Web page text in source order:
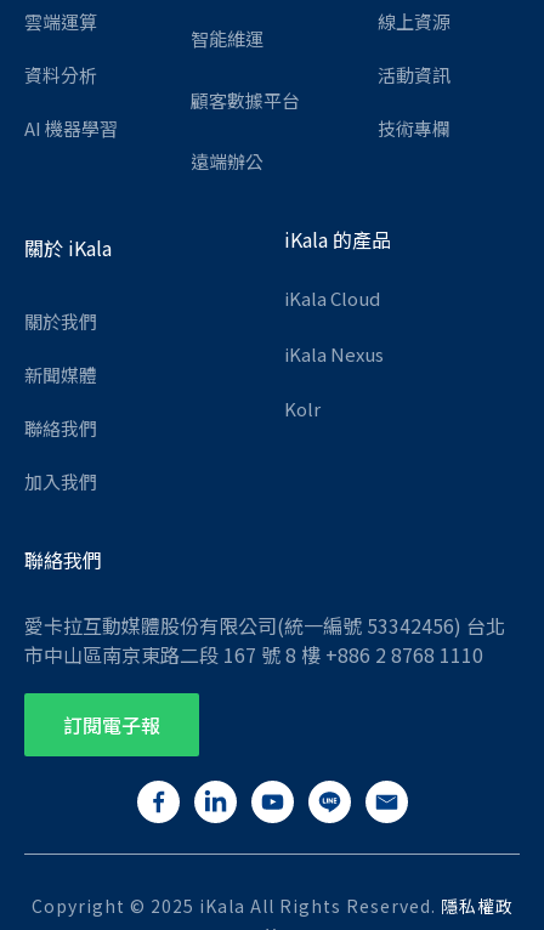
雲端運算
資料分析
AI 機器學習
智能維運
顧客數據平台
遠端辦公
線上資源
活動資訊
技術專欄
關於 iKala
關於我們
新聞媒體
聯絡我們
加入我們
iKala 的產品
iKala Cloud
iKala Nexus
Kolr
聯絡我們
愛卡拉互動媒體股份有限公司(統一編號 53342456) 台北
市中山區南京東路二段 167 號 8 樓 +886 2 8768 1110
訂閱電子報
Copyright © 2025 iKala All Rights Reserved. 隱私權政